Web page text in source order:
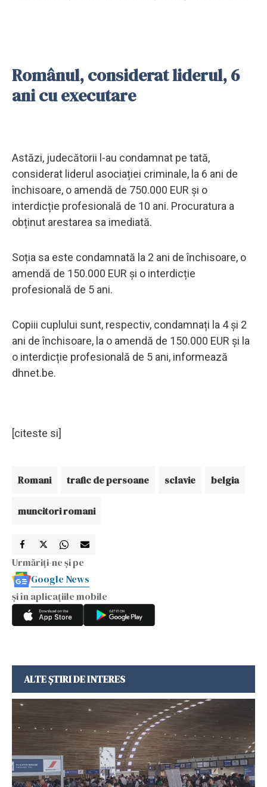
Românul, considerat liderul, 6
ani cu executare
Astăzi, judecătorii l-au condamnat pe tată,
considerat liderul asociației criminale, la 6 ani de
închisoare, o amendă de 750.000 EUR și o
interdicție profesională de 10 ani. Procuratura a
obținut arestarea sa imediată.
Soția sa este condamnată la 2 ani de închisoare, o
amendă de 150.000 EUR și o interdicție
profesională de 5 ani.
Copiii cuplului sunt, respectiv, condamnați la 4 și 2
ani de închisoare, la o amendă de 150.000 EUR și la
o interdicție profesională de 5 ani, informează
dhnet.be.
[citeste si]
Romani trafic de persoane sclavie belgia
muncitori romani
Urmăriți-ne și pe
Google News
și în aplicațiile mobile
ALTE ȘTIRI DE INTERES